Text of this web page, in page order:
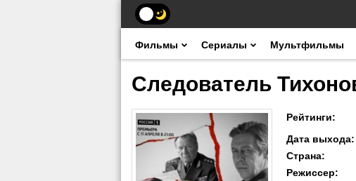
Фильмы Сериалы Мультфильмы
Следователь
Рейтинги:
Дата выхода:
Страна:
Режиссер: